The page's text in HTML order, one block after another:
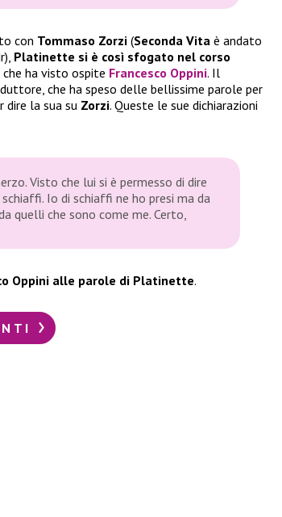
con Tommaso Zorzi (Seconda Vita è andato
Platinette si è così sfogato nel corso
che ha visto ospite Francesco Oppini. Il
che ha speso delle bellissime parole per
dire la sua su Zorzi. Queste le sue dichiarazioni
Visto che lui si è permesso di dire
Io di schiaffi ne ho presi ma da
quelli che sono come me. Certo,
Oppini alle parole di Platinette.